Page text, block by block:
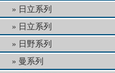
日立系列
日立系列
日野系列
曼系列